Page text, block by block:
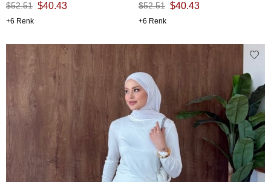
$40.43
$52.51
6
$40.43
$52.51
6